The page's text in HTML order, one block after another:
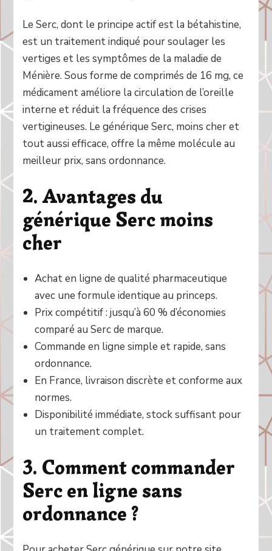
Le Serc, dont le principe actif est la bétahistine,
est un traitement indiqué pour soulager les
vertiges et les symptômes de la maladie de
Ménière. Sous forme de comprimés de 16 mg, ce
médicament améliore la circulation de l’oreille
interne et réduit la fréquence des crises
vertigineuses. Le générique Serc, moins cher et
tout aussi efficace, offre la même molécule au
meilleur prix, sans ordonnance.
2. Avantages du
générique Serc moins
cher
Achat en ligne de qualité pharmaceutique
avec une formule identique au princeps.
Prix compétitif : jusqu’à 60 % d’économies
comparé au Serc de marque.
Commande en ligne simple et rapide, sans
ordonnance.
En France, livraison discrète et conforme aux
normes.
Disponibilité immédiate, stock suffisant pour
un traitement complet.
3. Comment commander
Serc en ligne sans
ordonnance ?